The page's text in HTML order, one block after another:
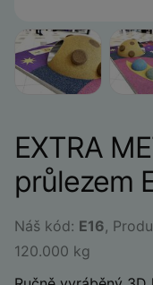
EXTRA
průlezem
Náš kód: E16,
120.000 kg